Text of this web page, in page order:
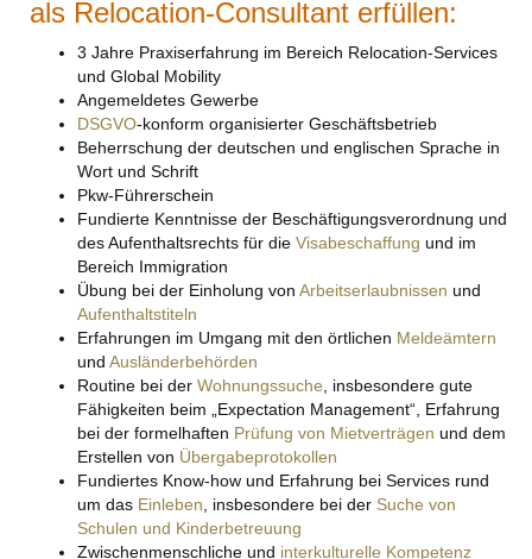
als Relocation-Consultant erfüllen:
3 Jahre Praxiserfahrung im Bereich Relocation-Services
und Global Mobility
Angemeldetes Gewerbe
DSGVO-konform organisierter Geschäftsbetrieb
Beherrschung der deutschen und englischen Sprache in
Wort und Schrift
Pkw-Führerschein
Fundierte Kenntnisse der Beschäftigungsverordnung und
des Aufenthaltsrechts für die Visabeschaffung und im
Bereich Immigration
Übung bei der Einholung von Arbeitserlaubnissen und
Aufenthaltstiteln
Erfahrungen im Umgang mit den örtlichen Meldeämtern
und Ausländerbehörden
Routine bei der Wohnungssuche , insbesondere gute
Fähigkeiten beim „Expectation Management“, Erfahrung
bei der formelhaften Prüfung von Mietverträgen und dem
Erstellen von Übergabeprotokollen
Fundiertes Know-how und Erfahrung bei Services rund
um das Einleben , insbesondere bei der Suche von
Schulen und Kinderbetreuung
Zwischenmenschliche und interkulturelle Kompetenz